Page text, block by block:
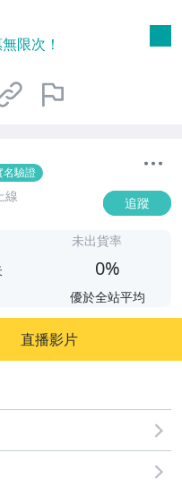
限次！
名驗證
線 追蹤
未出貨率
0%
優於全站平均
直播影片